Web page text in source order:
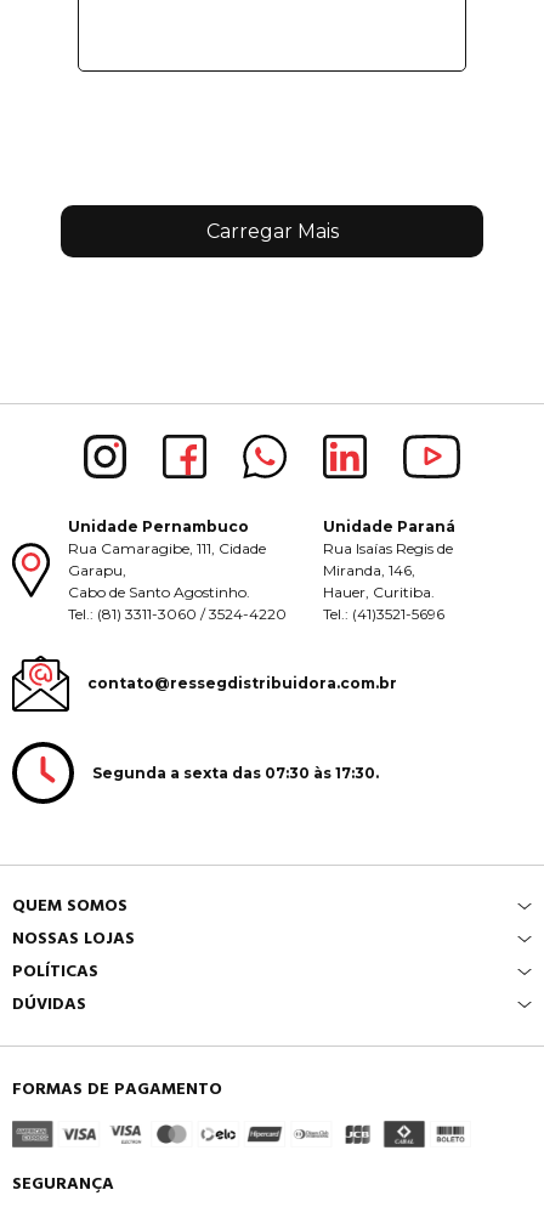
Carregar Mais
Unidade Pernambuco
Rua Camaragibe, 111, Cidade
Garapu,
Cabo de Santo Agostinho.
Tel.: (81) 3311-3060 / 3524-4220
Unidade Paraná
Rua Isaías Regis de
Miranda, 146,
Hauer, Curitiba.
Tel.: (41)3521-5696
contato@ressegdistribuidora.com.br
Segunda a sexta das 07:30 às 17:30.
QUEM SOMOS
NOSSAS LOJAS
POLÍTICAS
DÚVIDAS
FORMAS DE PAGAMENTO
SEGURANÇA